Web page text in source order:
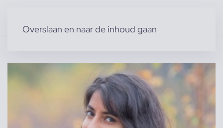
Overslaan en naar de inhoud gaan